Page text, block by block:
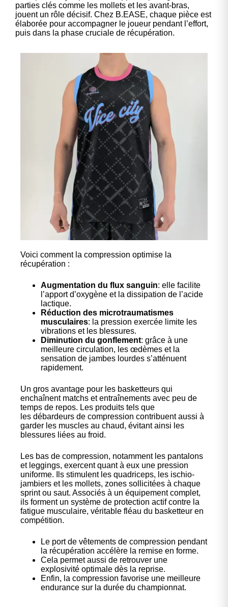
parties clés comme les mollets et les avant-bras,
jouent un rôle décisif. Chez B.EASE, chaque pièce est
élaborée pour accompagner le joueur pendant l’effort,
puis dans la phase cruciale de récupération.
Voici comment la compression optimise la
récupération :
Augmentation du flux sanguin: elle facilite
l’apport d’oxygène et la dissipation de l’acide
lactique.
Réduction des microtraumatismes
musculaires: la pression exercée limite les
vibrations et les blessures.
Diminution du gonflement: grâce à une
meilleure circulation, les œdèmes et la
sensation de jambes lourdes s’atténuent
rapidement.
Un gros avantage pour les basketteurs qui
enchaînent matchs et entraînements avec peu de
temps de repos. Les produits tels que
les débardeurs de compression contribuent aussi à
garder les muscles au chaud, évitant ainsi les
blessures liées au froid.
Les bas de compression, notamment les pantalons
et leggings, exercent quant à eux une pression
uniforme. Ils stimulent les quadriceps, les ischio-
jambiers et les mollets, zones sollicitées à chaque
sprint ou saut. Associés à un équipement complet,
ils forment un système de protection actif contre la
fatigue musculaire, véritable fléau du basketteur en
compétition.
Le port de vêtements de compression pendant
la récupération accélère la remise en forme.
Cela permet aussi de retrouver une
explosivité optimale dès la reprise.
Enfin, la compression favorise une meilleure
endurance sur la durée du championnat.